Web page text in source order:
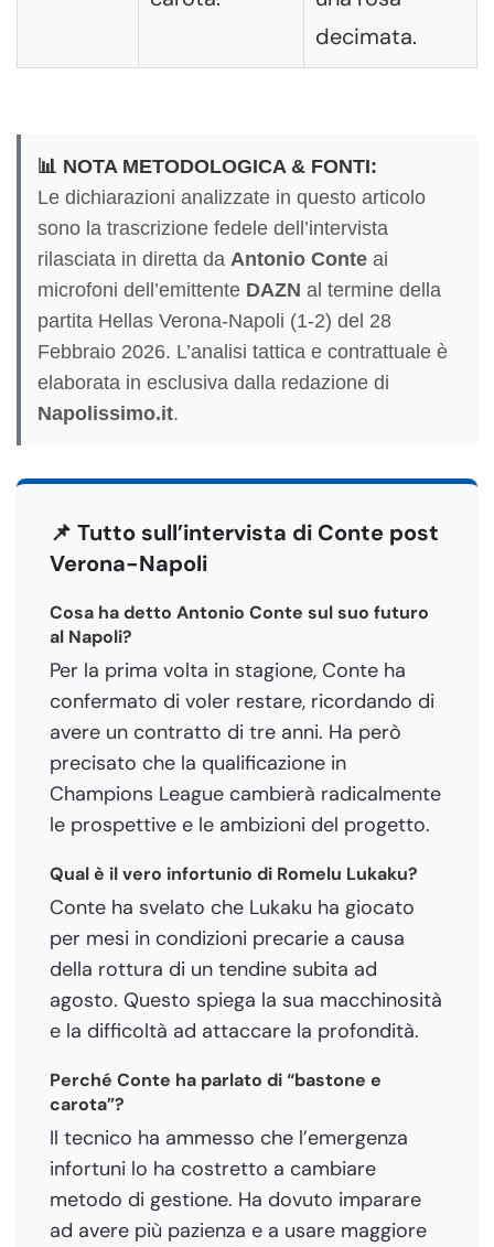
decimata.
📊 NOTA METODOLOGICA & FONTI:
Le dichiarazioni analizzate in questo articolo
sono la trascrizione fedele dell’intervista
rilasciata in diretta da Antonio Conte ai
microfoni dell’emittente DAZN al termine della
partita Hellas Verona-Napoli (1-2) del 28
Febbraio 2026. L’analisi tattica e contrattuale è
elaborata in esclusiva dalla redazione di
Napolissimo.it.
📌 Tutto sull’intervista di Conte post
Verona-Napoli
Cosa ha detto Antonio Conte sul suo futuro
al Napoli?
Per la prima volta in stagione, Conte ha
confermato di voler restare, ricordando di
avere un contratto di tre anni. Ha però
precisato che la qualificazione in
Champions League cambierà radicalmente
le prospettive e le ambizioni del progetto.
Qual è il vero infortunio di Romelu Lukaku?
Conte ha svelato che Lukaku ha giocato
per mesi in condizioni precarie a causa
della rottura di un tendine subita ad
agosto. Questo spiega la sua macchinosità
e la difficoltà ad attaccare la profondità.
Perché Conte ha parlato di “bastone e
carota”?
Il tecnico ha ammesso che l’emergenza
infortuni lo ha costretto a cambiare
metodo di gestione. Ha dovuto imparare
ad avere più pazienza e a usare maggiore